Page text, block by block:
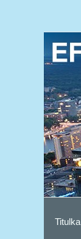
Titulka